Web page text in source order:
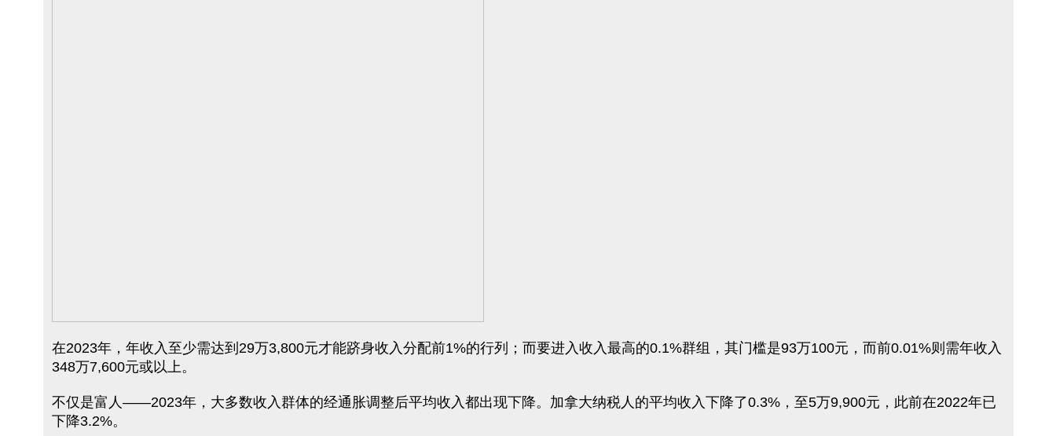
在2023年，年收入至少需达到29万3,800元才能跻身收入分配前1%的行列；而要进入收入最高的0.1%群组，其门槛是93万100元，而前0.01%则需年收入
348万7,600元或以上。
不仅是富人——2023年，大多数收入群体的经通胀调整后平均收入都出现下降。加拿大纳税人的平均收入下降了0.3%，至5万9,900元，此前在2022年已
下降3.2%。